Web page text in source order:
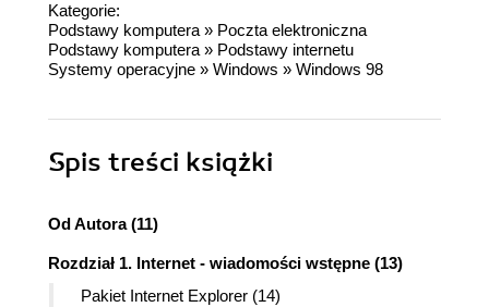
Kategorie:
Podstawy komputera» Poczta elektroniczna
Podstawy komputera» Podstawy internetu
Systemy operacyjne » Windows » Windows 98
Spis treści książki
Od Autora (11)
Rozdział 1. Internet - wiadomości wstępne (13)
Pakiet Internet Explorer (14)